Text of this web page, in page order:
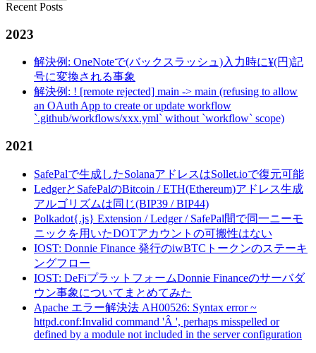
Recent Posts
2023
解決例: OneNoteで(バックスラッシュ)入力時に¥(円)記
号に変換される事象
解決例: ! [remote rejected] main -> main (refusing to allow
an OAuth App to create or update workflow
`.github/workflows/xxx.yml` without `workflow` scope)
2021
SafePalで生成したSolanaアドレスはSollet.ioで復元可能
LedgerとSafePalのBitcoin / ETH(Ethereum)アドレス生成
アルゴリズムは同じ(BIP39 / BIP44)
Polkadot{.js} Extension / Ledger / SafePal間で同一ニーモ
ニックを用いたDOTアカウントの可搬性はない
IOST: Donnie Finance 発行のiwBTCトークンのステーキ
ングフロー
IOST: DeFiプラットフォームDonnie Financeのサーバダ
ウン事象についてまとめてみた
Apache エラー解決法 AH00526: Syntax error ~
httpd.conf:Invalid command 'Â ', perhaps misspelled or
defined by a module not included in the server configuration